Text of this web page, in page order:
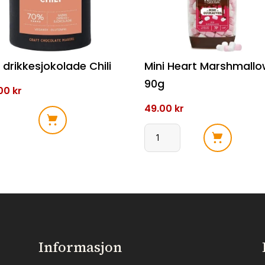
drikkesjokolade Chili
kr
Mini Heart
90g
49.00 kr
Mini
Informasjon